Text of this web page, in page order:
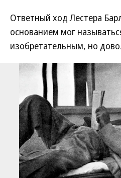
Ответный ход Лестера
основанием мог
изобретательным, но